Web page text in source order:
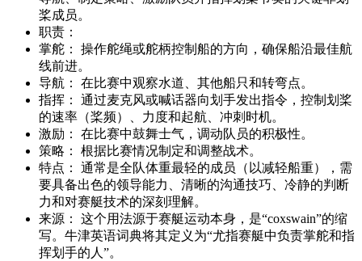
桨成员。
职责：
掌舵： 操作舵绳或舵柄控制船的方向，确保船沿最佳航
线前进。
导航： 在比赛中观察水道、其他船只和转弯点。
指挥： 通过麦克风或喊话器向划手发出指令，控制划桨
的速率（桨频）、力度和起航、冲刺时机。
激励： 在比赛中鼓舞士气，调动队员的积极性。
策略： 根据比赛情况制定和调整战术。
特点： 通常是全队体重最轻的成员（以减轻船重），需
要具备出色的领导能力、清晰的沟通技巧、冷静的判断
力和对赛艇技术的深刻理解。
来源： 这个用法源于赛艇运动本身，是“coxswain”的缩
写。牛津英语词典将其定义为“尤指赛艇中负责掌舵和指
挥划手的人”。